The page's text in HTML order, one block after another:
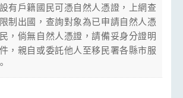
有戶籍國民可憑自然人憑證，上網查
制出國，查詢對象為已申請自然人憑
，倘無自然人憑證，請備妥身分證明
，親自或委託他人至移民署各縣市服